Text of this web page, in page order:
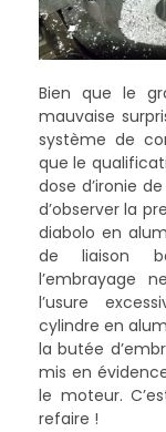
Bien que le
mauvaise
système de
que le
dose d’ironie
d’observer la
diabolo en
de liaison
l’embrayage
l’usure
cylindre en
la butée
mis en
le moteur.
refaire !